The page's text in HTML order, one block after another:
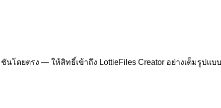
โดยตรง — ให้สิทธิ์เข้าถึง LottieFiles Creator อย่างเต็มรูปแ